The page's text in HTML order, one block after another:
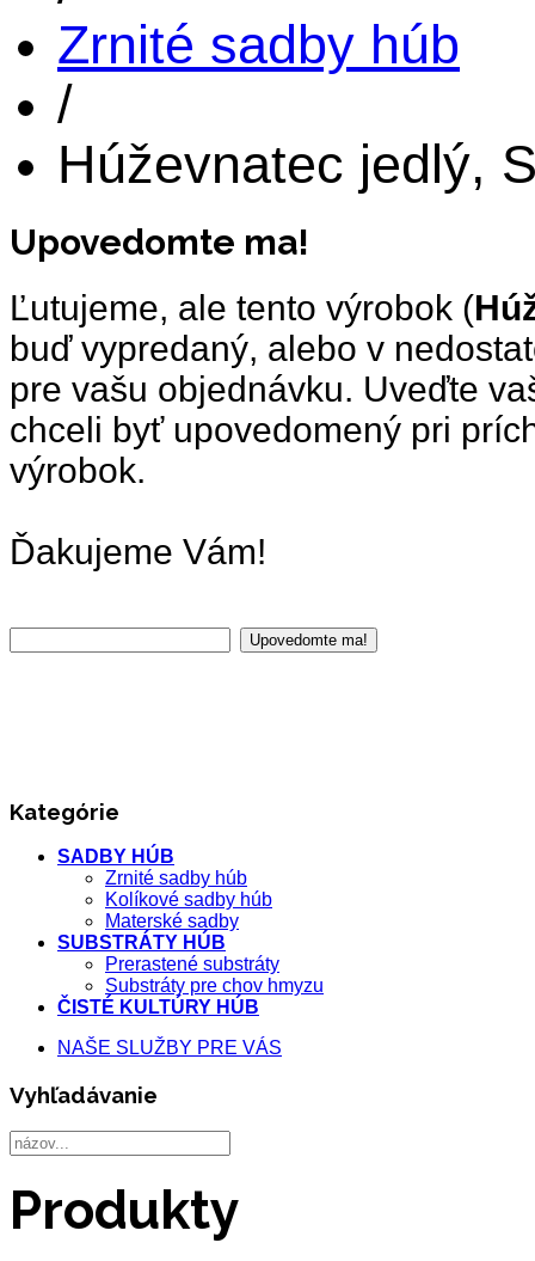
Zrnité sadby húb
/
Húževnatec jedlý,
Upovedomte ma!
Ľutujeme, ale tento výrobok (
buď vypredaný, alebo v
pre vašu objednávku. Uveďte
chceli byť upovedomený pri
výrobok.
Ďakujeme Vám!
Kategórie
SADBY HÚB
Zrnité sadby húb
Kolíkové sadby húb
Materské sadby
SUBSTRÁTY HÚB
Prerastené substráty
Substráty pre chov hmyzu
ČISTÉ KULTÚRY HÚB
NAŠE SLUŽBY PRE VÁS
Vyhľadávanie
Produkty